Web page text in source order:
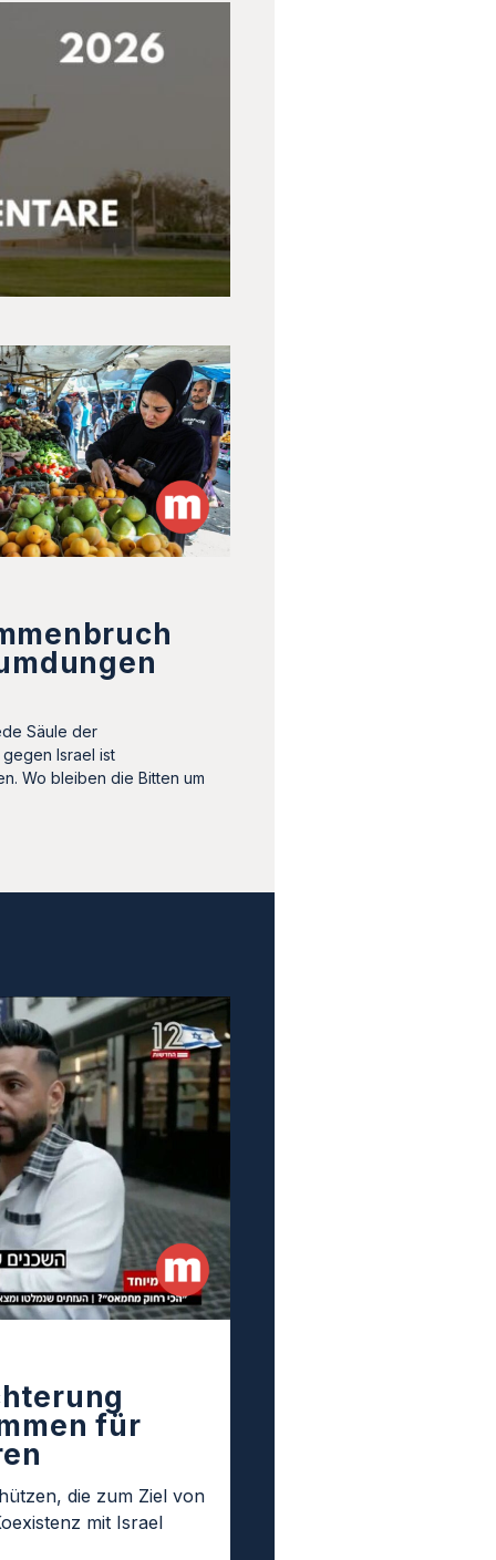
Säule der
Israel ist
Wo bleiben die Bitten um
für
die zum Ziel von
mit Israel